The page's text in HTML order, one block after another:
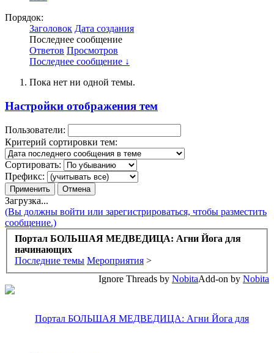
Порядок:
Заголовок Дата создания
Последнее сообщение
Ответов Просмотров
Последнее сообщение ↓
Пока нет ни одной темы.
Настройки отображения тем
Пользователи:
Критерий сортировки тем:
Сортировать:
Префикс:
Загрузка...
(Вы должны войти или зарегистрироваться, чтобы разместить
сообщение.)
Портал БОЛЬШАЯ МЕДВЕДИЦА: Агни Йога для
начинающих
Последние темы Мероприятия >
Add-on by Nobita
Ignore Threads by Nobita